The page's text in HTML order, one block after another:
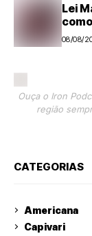
Lei
mas
08/08/
Ouça o Iron
região
CATEGORIAS
Americana
Capivari